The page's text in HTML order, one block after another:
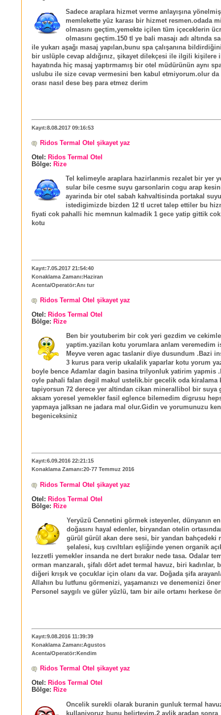
Sadece araplara hizmet verme anlayışına
memlekette yüz karası bir hizmet resmen.odada
olmasını geçtim,yemekte içilen tüm içeceklerin
olmasını geçtim.150 tl ye bali masajı adı altında
ile yukarı aşağı masaj yapılan,bunu spa çalışanına
bir uslüple cevap aldığınız, şikayet dilekçesi ile ilgili kişilere
hayatında hiç masaj yaptırmamış bir otel müdürünün aynı
uslubu ile size cevap vermesini ben kabul etmiyorum.olur da
orası nasıl dese beş para etmez derim
Kayıt:8.08.2017 09:16:53
Ridos Termal Otel şikayet yaz
Otel: Ridos Termal Otel
Bölge: Rize
Tel kelimeyle araplara hazirlanmis rezalet bir yer
sular bile cesme suyu garsonlarin cogu arap
ayarinda bir otel sabah kahvaltisinda portakal suyu
istedigimizde bizden 12 tl ucret talep ettiler bu
fiyati cok pahalli hic memnun kalmadik 1 gece yatip gittik
kotu
Kayıt:7.05.2017 21:54:40
Konaklama Zamanı:Haziran
Acenta/Operatör:Anı tur
Ridos Termal Otel şikayet yaz
Otel: Ridos Termal Otel
Bölge: Rize
Ben bir youtuberim bir cok yeri gezdim ve
yaptim.yazilan kotu yorumlara anlam veremedim
Meyve veren agac taslanir diye dusundum .Bazi
3 kurus para verip ukalalik yaparlar kotu yorum
boyle bence Adamlar dagin basina trilyonluk yatirim yapmis
oyle pahali falan degil makul ustelik.bir gecelik oda kiralama
tapiyorsun 72 derece yer altindan cikan minerallibol bir suya
aksam yoresel yemekler fasil eglence bilemedim digrusu
yapmaya jalksan ne jadara mal olur.Gidin ve yorumunuzu
begeniceksiniz
Kayıt:6.09.2016 22:21:15
Konaklama Zamanı:20-77 Temmuz 2016
Ridos Termal Otel şikayet yaz
Otel: Ridos Termal Otel
Bölge: Rize
Yeryüzü Cennetini görmek isteyenler, dünyanın
doğasını hayal edenler, biryandan otelin
gürül gürül akan dere sesi, bir yandan bahçedeki
şelalesi, kuş cıvıltıları eşliğinde yenen organik
lezzetli yemekler insanda ne dert bırakır nede tasa. Odalar
orman manzaralı, şifalı dört adet termal havuz, biri kadınlar,
diğeri krışık ve çocuklar için olanı da var. Doğada şifa
Allahın bu lutfunu görmenizi, yaşamanızı ve denemenizi
Personel saygılı ve güler yüzlü, tam bir aile ortamı herkese
Kayıt:9.08.2016 11:39:39
Konaklama Zamanı:Agustos
Acenta/Operatör:Kendim
Ridos Termal Otel şikayet yaz
Otel: Ridos Termal Otel
Bölge: Rize
Oncelik surekli olarak buranin gunluk termal
kullaniyoruz bunu belirteyim.2 aylik aradan sonra